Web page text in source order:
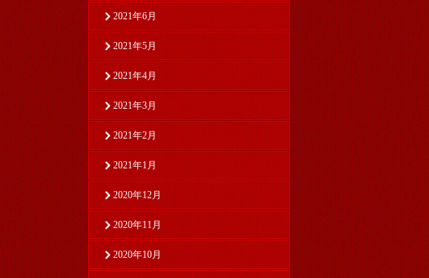
2021年6月
2021年5月
2021年4月
2021年3月
2021年2月
2021年1月
2020年12月
2020年11月
2020年10月